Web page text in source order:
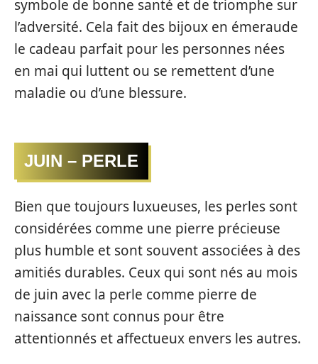
symbole de bonne santé et de triomphe sur
l’adversité. Cela fait des bijoux en émeraude
le cadeau parfait pour les personnes nées
en mai qui luttent ou se remettent d’une
maladie ou d’une blessure.
JUIN – PERLE
Bien que toujours luxueuses, les perles sont
considérées comme une pierre précieuse
plus humble et sont souvent associées à des
amitiés durables. Ceux qui sont nés au mois
de juin avec la perle comme pierre de
naissance sont connus pour être
attentionnés et affectueux envers les autres.